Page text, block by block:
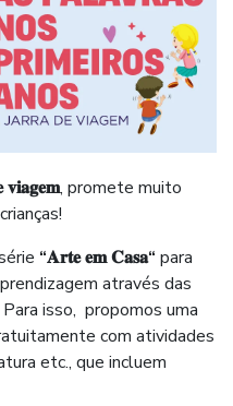
𝐯𝐢𝐚𝐠𝐞𝐦, promete muito
“𝐀𝐫𝐭𝐞𝐞𝐦𝐂𝐚𝐬𝐚“ para
através das
isso, propomos uma
com atividades
etc., que incluem